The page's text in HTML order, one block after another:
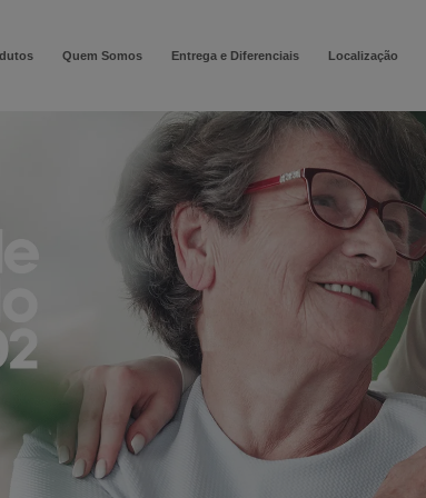
Quem Somos Entrega e Diferenciais Localização